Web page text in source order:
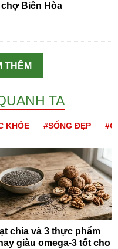
Biên Hòa
THÊM
TA
KHỎE #SỐNG ĐẸP
chia và 3 thực phẩm
giàu omega-3 tốt cho